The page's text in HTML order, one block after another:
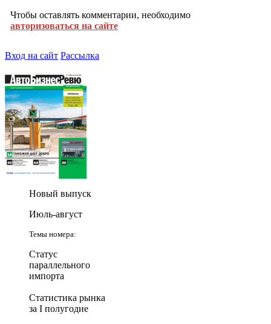
Чтобы оставлять комментарии, необходимо
авторизоваться на сайте
Вход на сайт Рассылка
Новый выпуск
Июль-август
Темы номера:
Статус
параллельного
импорта
Статистика рынка
за I полугодие